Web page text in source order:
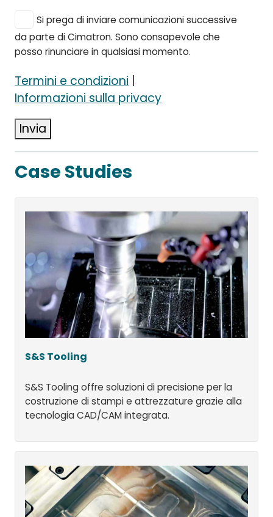
Si prega di inviare comunicazioni successive
da parte di Cimatron. Sono consapevole che
posso rinunciare in qualsiasi momento.
Termini e condizioni
Informazioni sulla privacy
Invia
Case Studies
S&S Tooling
S&S Tooling offre soluzioni di precisione per la
costruzione di stampi e attrezzature grazie alla
tecnologia CAD/CAM integrata.